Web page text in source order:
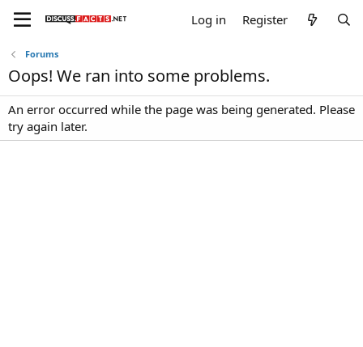
Log in Register
Forums
Oops! We ran into some problems.
An error occurred while the page was being generated. Please
try again later.